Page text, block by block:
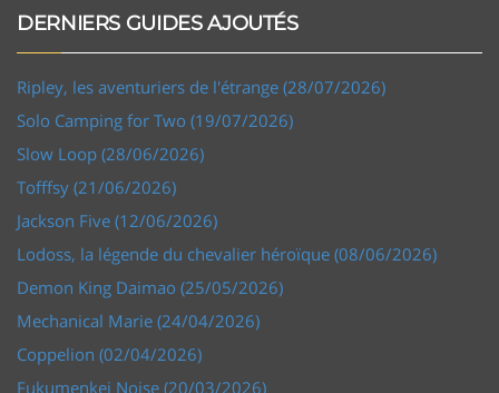
DERNIERS GUIDES AJOUTÉS
Ripley, les aventuriers de l'étrange (28/07/2026)
Solo Camping for Two (19/07/2026)
Slow Loop (28/06/2026)
Tofffsy (21/06/2026)
Jackson Five (12/06/2026)
Lodoss, la légende du chevalier héroïque (08/06/2026)
Demon King Daimao (25/05/2026)
Mechanical Marie (24/04/2026)
Coppelion (02/04/2026)
Fukumenkei Noise (20/03/2026)